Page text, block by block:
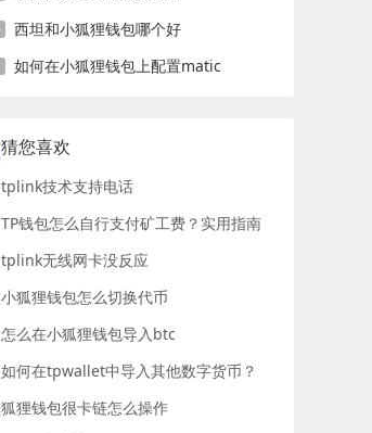
西坦和小狐狸钱包哪个好
如何在小狐狸钱包上配置matic
猜您喜欢
tplink技术支持电话
TP钱包怎么自行支付矿工费？实用指南
tplink无线网卡没反应
小狐狸钱包怎么切换代币
怎么在小狐狸钱包导入btc
如何在tpwallet中导入其他数字货币？
狐狸钱包很卡链怎么操作